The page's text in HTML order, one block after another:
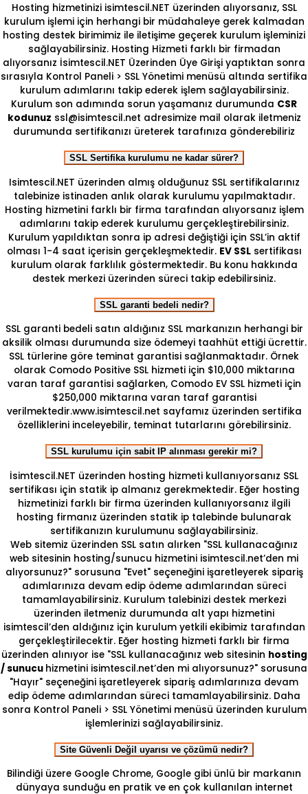
Hosting hizmetinizi isimtescil.NET üzerinden alıyorsanız, SSL
kurulum işlemi için herhangi bir müdahaleye gerek kalmadan
hosting destek birimimiz ile iletişime geçerek kurulum işleminizi
sağlayabilirsiniz. Hosting Hizmeti farklı bir firmadan
alıyorsanız İsimtescil.NET Üzerinden Üye Girişi yaptıktan sonra
sırasıyla Kontrol Paneli > SSL Yönetimi menüsü altında sertifika
kurulum adımlarını takip ederek işlem sağlayabilirsiniz.
Kurulum son adımında sorun yaşamanız durumunda CSR
kodunuz ssl@isimtescil.net adresimize mail olarak iletmeniz
durumunda sertifikanızı üreterek tarafınıza gönderebiliriz
SSL Sertifika kurulumu ne kadar sürer?
Isimtescil.NET üzerinden almış olduğunuz SSL sertifikalarınız
talebinize istinaden anlık olarak kurulumu yapılmaktadır.
Hosting hizmetini farklı bir firma tarafından alıyorsanız işlem
adımlarını takip ederek kurulumu gerçekleştirebilirsiniz.
Kurulum yapıldıktan sonra ip adresi değiştiği için SSL’in aktif
olması 1-4 saat içerisin gerçekleşmektedir. EV SSLsertifikası
kurulum olarak farklılık göstermektedir. Bu konu hakkında
destek merkezi üzerinden süreci takip edebilirsiniz.
SSL garanti bedeli nedir?
SSL garanti bedeli satın aldığınız SSL markanızın herhangi bir
aksilik olması durumunda size ödemeyi taahhüt ettiği ücrettir.
SSL türlerine göre teminat garantisi sağlanmaktadır. Örnek
olarak Comodo Positive SSL hizmeti için $10,000 miktarına
varan taraf garantisi sağlarken, Comodo EV SSL hizmeti için
$250,000 miktarına varan taraf garantisi
verilmektedir.www.isimtescil.net sayfamız üzerinden sertifika
özelliklerini inceleyebilir, teminat tutarlarını görebilirsiniz.
SSL kurulumu için sabit IP alınması gerekir mi?
İsimtescil.NET üzerinden hosting hizmeti kullanıyorsanız SSL
sertifikası için statik ip almanız gerekmektedir. Eğer hosting
hizmetinizi farklı bir firma üzerinden kullanıyorsanız ilgili
hosting firmanız üzerinden statik ip talebinde bulunarak
sertifikanızın kurulumunu sağlayabilirsiniz.
Web sitemiz üzerinden SSL satın alırken "SSL kullanacağınız
web sitesinin hosting/sunucu hizmetini isimtescil.net’den mi
alıyorsunuz?" sorusuna "Evet" seçeneğini işaretleyerek sipariş
adımlarınıza devam edip ödeme adımlarından süreci
tamamlayabilirsiniz. Kurulum talebinizi destek merkezi
üzerinden iletmeniz durumunda alt yapı hizmetini
isimtescil’den aldığınız için kurulum yetkili ekibimiz tarafından
gerçekleştirilecektir. Eğer hosting hizmeti farklı bir firma
üzerinden alınıyor ise "SSL kullanacağınız web sitesinin hosting
/ sunucu hizmetini isimtescil.net’den mi alıyorsunuz?" sorusuna
"Hayır" seçeneğini işaretleyerek sipariş adımlarınıza devam
edip ödeme adımlarından süreci tamamlayabilirsiniz. Daha
sonra Kontrol Paneli > SSL Yönetimi menüsü üzerinden kurulum
işlemlerinizi sağlayabilirsiniz.
Site Güvenli Değil uyarısı ve çözümü nedir?
Bilindiği üzere Google Chrome, Google gibi ünlü bir markanın
dünyaya sunduğu en pratik ve en çok kullanılan internet